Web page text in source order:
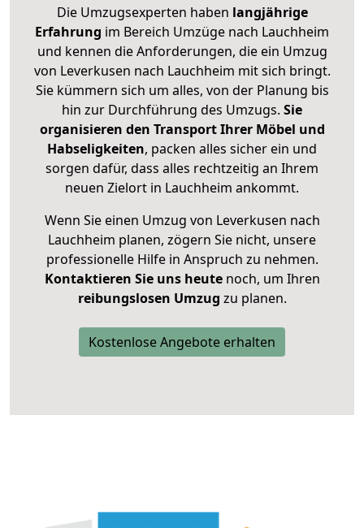
Die Umzugsexperten haben langjährige
Erfahrung im Bereich Umzüge nach Lauchheim
und kennen die Anforderungen, die ein Umzug
von Leverkusen nach Lauchheim mit sich bringt.
Sie kümmern sich um alles, von der Planung bis
hin zur Durchführung des Umzugs. Sie
organisieren den Transport Ihrer Möbel und
Habseligkeiten, packen alles sicher ein und
sorgen dafür, dass alles rechtzeitig an Ihrem
neuen Zielort in Lauchheim ankommt.
Wenn Sie einen Umzug von Leverkusen nach
Lauchheim planen, zögern Sie nicht, unsere
professionelle Hilfe in Anspruch zu nehmen.
Kontaktieren Sie uns heutenoch, um Ihren
reibungslosen Umzug zu planen.
Kostenlose Angebote erhalten